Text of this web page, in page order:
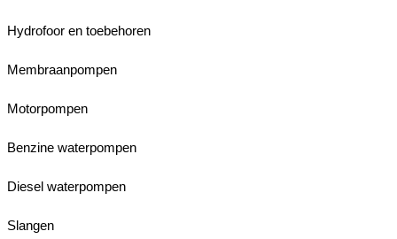
Hydrofoor en toebehoren
Membraanpompen
Motorpompen
Benzine waterpompen
Diesel waterpompen
Slangen